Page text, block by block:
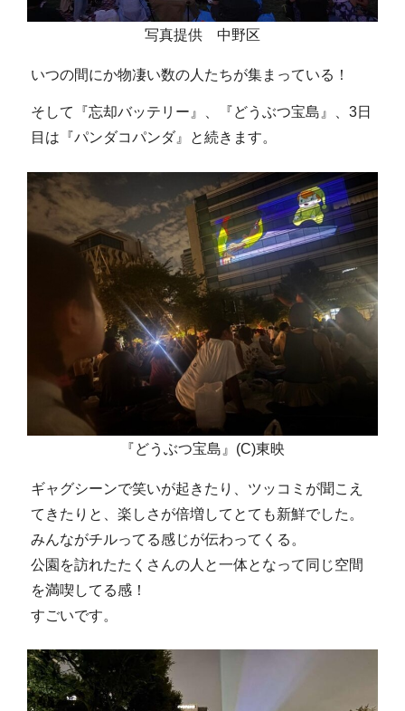
写真提供 中野区
いつの間にか物凄い数の人たちが集まっている！
そして『忘却バッテリー』、『どうぶつ宝島』、3日
目は『パンダコパンダ』と続きます。
『どうぶつ宝島』(C)東映
ギャグシーンで笑いが起きたり、ツッコミが聞こえ
てきたりと、楽しさが倍増してとても新鮮でした。
みんながチルってる感じが伝わってくる。
公園を訪れたたくさんの人と一体となって同じ空間
を満喫してる感！
すごいです。